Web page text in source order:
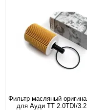
Фильтр масляный
для Ауди TT 2.0TDI/